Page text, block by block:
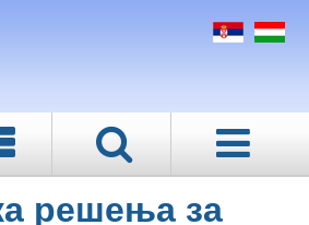
решења за